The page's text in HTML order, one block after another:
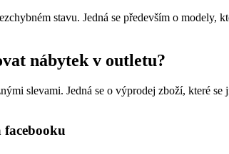
stavu. Jedná se především o modely,
nábytek v outletu?
slevami. Jedná se o výprodej zboží, které